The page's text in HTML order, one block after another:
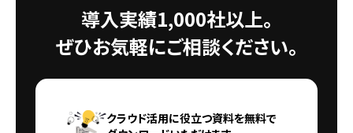
導入実績1,000社以上。
ぜひお気軽にご相談ください。
クラウド活用に役立つ資料を無料で